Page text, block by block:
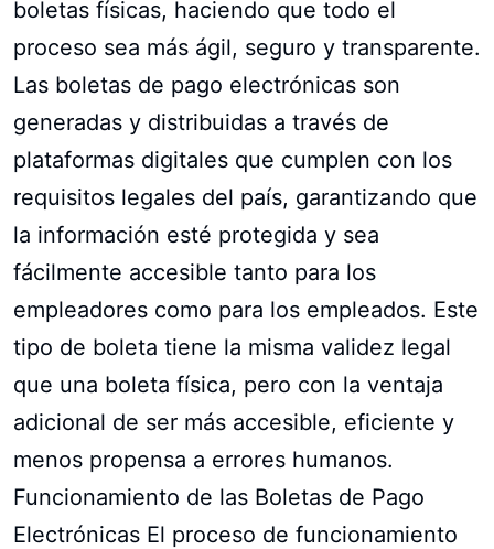
boletas físicas, haciendo que todo el
proceso sea más ágil, seguro y transparente.
Las boletas de pago electrónicas son
generadas y distribuidas a través de
plataformas digitales que cumplen con los
requisitos legales del país, garantizando que
la información esté protegida y sea
fácilmente accesible tanto para los
empleadores como para los empleados. Este
tipo de boleta tiene la misma validez legal
que una boleta física, pero con la ventaja
adicional de ser más accesible, eficiente y
menos propensa a errores humanos.
Funcionamiento de las Boletas de Pago
Electrónicas El proceso de funcionamiento